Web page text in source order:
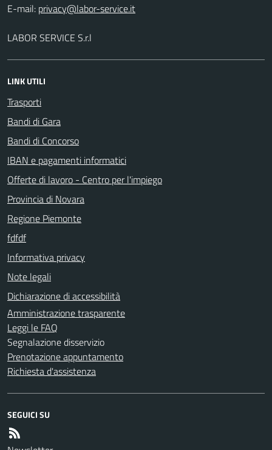
E-mail:
LABOR SERVICE S.r.l
LINK UTILI
Trasporti
Bandi di Gara
Bandi di Concorso
IBAN e pagamenti informatici
Offerte di lavoro - Centro per l'impiego
Provincia di Novara
Regione Piemonte
fdfdf
Informativa privacy
Note legali
Dichiarazione di accessibilità
Amministrazione trasparente
Leggi le FAQ
Segnalazione disservizio
Prenotazione appuntamento
Richiesta d'assistenza
SEGUICI SU